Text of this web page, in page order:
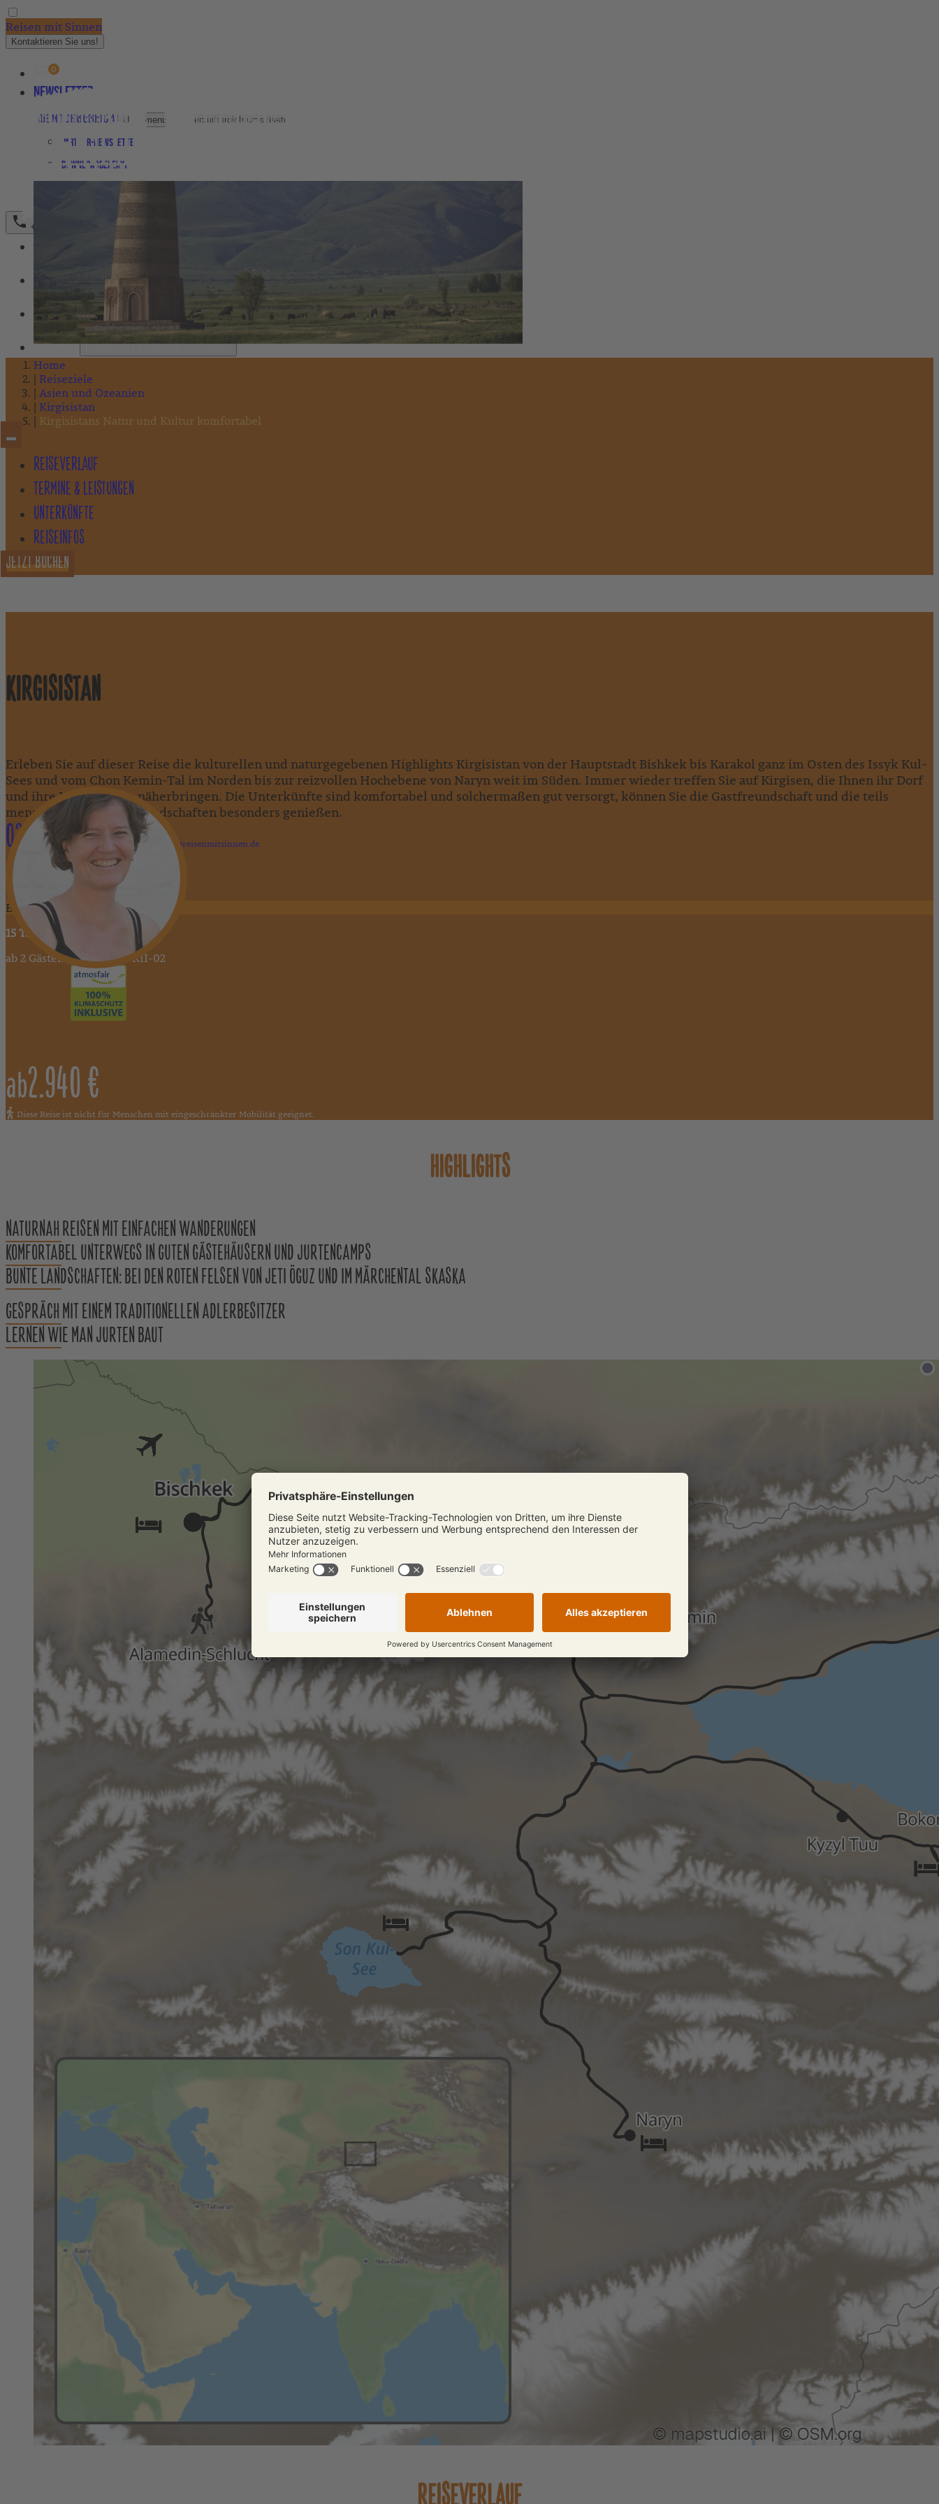
Reisen mit Sinnen
Kontaktieren Sie uns!
Newsletter
Agenturbereich
Untermenü für Agenturbereich umschalten
Partner-Newsletter
Downloadbereich
Bestellformular Magazin 2026
+49 (0)231 589792-0
Untermenü für Reiseziele umschalten
Untermenü für ReiseTypen umschalten
FAIRER TOURISMUS Untermenü für Fairer Tourismus umschalten
ÜBER UNS
REISEMAGAZIN
Agenturbereich
Partner-Newsletter
Downloadbereich
Bestellformular Magazin 2026
Home
Reiseziele
Asien und Ozeanien
Kirgisistan
Kirgisistans Natur und Kultur komfortabel
REISEVERLAUF
TERMINE & LEISTUNGEN
UNTERKÜNFTE
REISEINFOS
JETZT BUCHEN
KIRGISISTAN
Erleben Sie auf dieser Reise die kulturellen und naturgegebenen Highlights Kirgisistan von der Hauptstadt Bishkek bis Karakol ganz im Osten des Issyk Kul-
Sees und vom Chon Kemin-Tal im Norden bis zur reizvollen Hochebene von Naryn weit im Süden. Immer wieder treffen Sie auf Kirgisen, die Ihnen ihr Dorf
und ihre Lebensweise näherbringen. Die Unterkünfte sind komfortabel und solchermaßen gut versorgt, können Sie die Gastfreundschaft und die teils
menschenleeren Naturlandschaften besonders genießen.
0231 589792-11 marion.heider@reisenmitsinnen.de
Marion Heider
"Erleben Sie auf dieser schönen und kompakten Reise die kulturellen und naturgegebenen Highlights Kirgisistans."
ErlebnisReise
15 Tage
, Individualreise
ab 2 Gästen , Reisecode: KII-02
ab2.940 €
Diese Reise ist nicht für Menschen mit eingeschränkter Mobilität geeignet.
HIGHLIGHTS
NATURNAH REISEN MIT EINFACHEN WANDERUNGEN
KOMFORTABEL UNTERWEGS IN GUTEN GÄSTEHÄUSERN UND JURTENCAMPS
BUNTE LANDSCHAFTEN: BEI DEN ROTEN FELSEN VON JETI ÖGUZ UND IM MÄRCHENTAL SKASKA
GESPRÄCH MIT EINEM TRADITIONELLEN ADLERBESITZER
LERNEN WIE MAN JURTEN BAUT
REISEVERLAUF